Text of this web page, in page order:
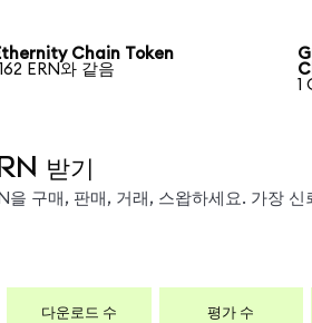
Chain Token
ERN와 같음
1
받기
을 구매, 판매, 거래, 스왑하세요. 가장 신
다운로드 수 평가 수